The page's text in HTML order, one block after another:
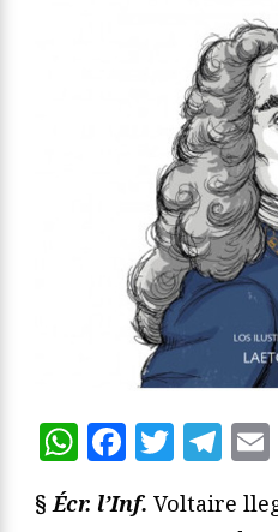
WhatsApp
§Écr. l’Inf. Voltaire